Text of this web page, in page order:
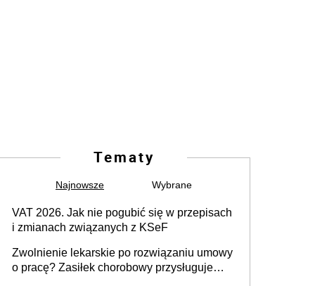
Tematy
Najnowsze Wybrane
VAT 2026. Jak nie pogubić się w przepisach
i zmianach związanych z KSeF
Zwolnienie lekarskie po rozwiązaniu umowy
o pracę? Zasiłek chorobowy przysługuje